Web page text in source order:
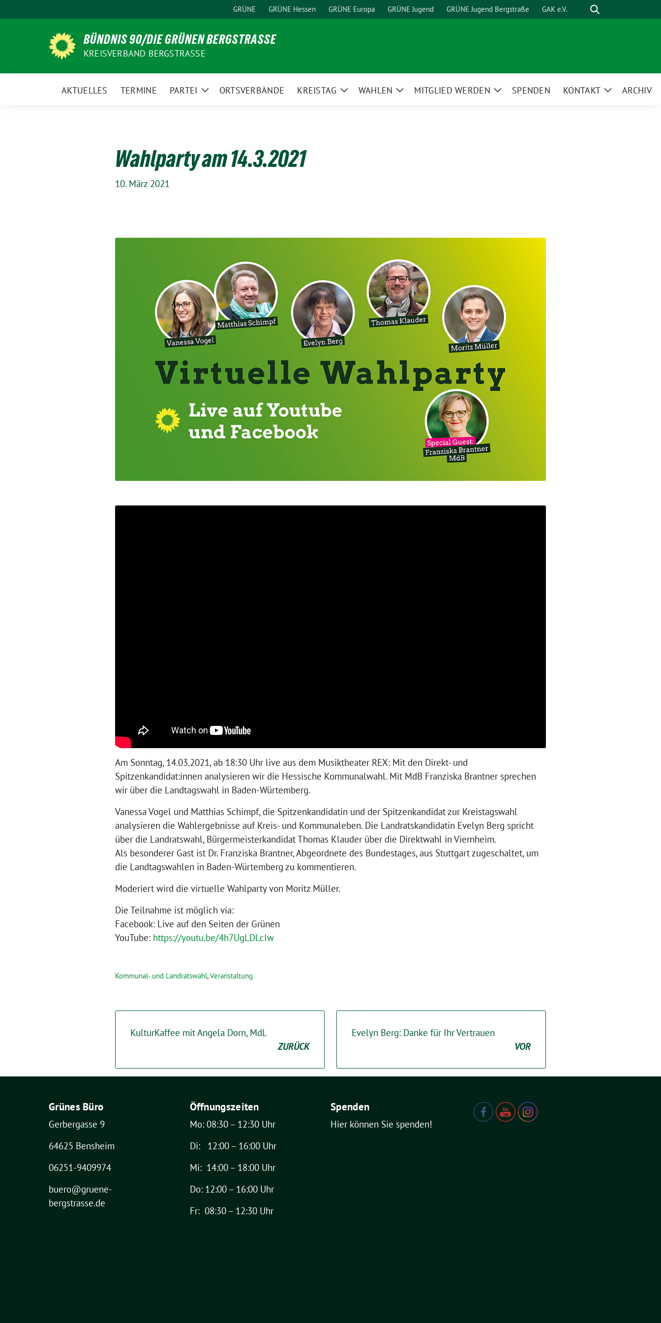
zum
GRÜNE GRÜNE Hessen GRÜNE Europa GRÜNE Jugend GRÜNE Jugend Bergstraße GAK e.V. Suche
BÜNDNIS 90/DIE GRÜNEN BERGSTRASSE
KREISVERBAND BERGSTRASSE
AKTUELLES TERMINE PARTEI
ZeigeORTSVERBÄNDE KREISTAG
ZeigeWAHLEN
ZeigeMITGLIED WERDEN
ZeigeSPENDEN KONTAKT
ZeigeARCHIV
Wahlparty am 14.3.2021
10. März 2021
Am Sonntag, 14.03.2021, ab 18:30 Uhr live aus dem Musiktheater REX: Mit den Direkt- und
Spitzenkandidat:innen analysieren wir die Hessische Kommunalwahl. Mit MdB Franziska Brantner sprechen
wir über die Landtagswahl in Baden-Würtemberg.
Vanessa Vogel und Matthias Schimpf, die Spitzenkandidatin und der Spitzenkandidat zur Kreistagswahl
analysieren die Wahlergebnisse auf Kreis- und Kommunaleben. Die Landratskandidatin Evelyn Berg spricht
über die Landratswahl, Bürgermeisterkandidat Thomas Klauder über die Direktwahl in Viernheim.
Als besonderer Gast ist Dr. Franziska Brantner, Abgeordnete des Bundestages, aus Stuttgart zugeschaltet, um
die Landtagswahlen in Baden-Würtemberg zu kommentieren.
Moderiert wird die virtuelle Wahlparty von Moritz Müller.
Die Teilnahme ist möglich via:
Facebook: Live auf den Seiten der Grünen
YouTube: https://youtu.be/4h7UgLDLcIw
Kommunal- und Landratswahl,Veranstaltung
KulturKaffee mit Angela Dorn, MdL
ZURÜCK
Evelyn Berg: Danke für Ihr Vertrauen
VOR
Grünes Büro
Gerbergasse 9
64625 Bensheim
06251-9409974
buero@gruene-
bergstrasse.de
Öffnungszeiten
Mo: 08:30 – 12:30 Uhr
Di: 12:00 – 16:00 Uhr
Mi: 14:00 – 18:00 Uhr
Do: 12:00 – 16:00 Uhr
Fr: 08:30 – 12:30 Uhr
Spenden
Hier können Sie spenden!